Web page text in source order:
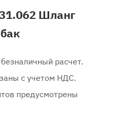
Шланг
расчет.
с учетом НДС.
предусмотрены